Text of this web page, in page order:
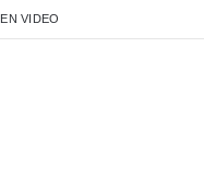
EN VIDEO